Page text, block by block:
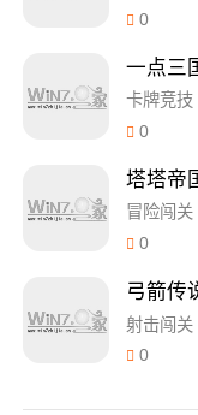
0
一点三
卡牌竞技
0
塔塔帝
冒险闯
0
弓箭传
射击闯关
0